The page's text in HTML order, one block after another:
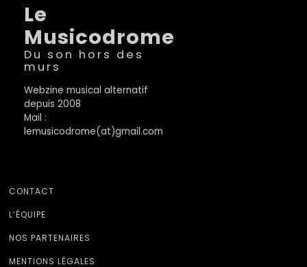
Le
Musicodrome
Du son hors des
murs
Webzine musical alternatif
depuis 2008
Mail :
lemusicodrome(at)gmail.com
CONTACT
L’ÉQUIPE
NOS PARTENAIRES
MENTIONS LÉGALES